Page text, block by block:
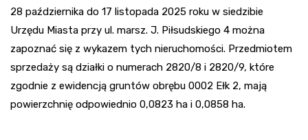
28 października do 17 listopada 2025 roku w siedzibie
Urzędu Miasta przy ul. marsz. J. Piłsudskiego 4 można
zapoznać się z wykazem tych nieruchomości. Przedmiotem
sprzedaży są działki o numerach 2820/8 i 2820/9, które
zgodnie z ewidencją gruntów obrębu 0002 Ełk 2, mają
powierzchnię odpowiednio 0,0823 ha i 0,0858 ha.